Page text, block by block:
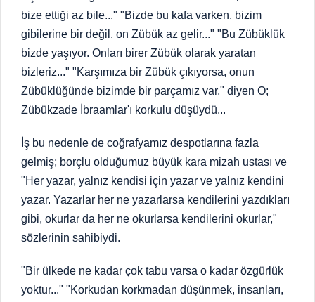
bize ettiği az bile..." "Bizde bu kafa varken, bizim
gibilerine bir değil, on Zübük az gelir..." "Bu Zübüklük
bizde yaşıyor. Onları birer Zübük olarak yaratan
bizleriz..." "Karşımıza bir Zübük çıkıyorsa, onun
Zübüklüğünde bizimde bir parçamız var," diyen O;
Zübükzade İbraamlar'ı korkulu düşüydü...
İş bu nedenle de coğrafyamız despotlarına fazla
gelmiş; borçlu olduğumuz büyük kara mizah ustası ve
"Her yazar, yalnız kendisi için yazar ve yalnız kendini
yazar. Yazarlar her ne yazarlarsa kendilerini yazdıkları
gibi, okurlar da her ne okurlarsa kendilerini okurlar,"
sözlerinin sahibiydi.
"Bir ülkede ne kadar çok tabu varsa o kadar özgürlük
yoktur..." "Korkudan korkmadan düşünmek, insanları,